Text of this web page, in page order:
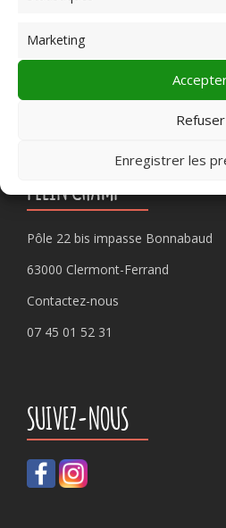
Marketing
Refuser
Enregistrer les
PLEIN CHAMP
Pôle 22 bis impasse Bonnabaud
63000 Clermont-Ferrand
Contactez-nous
07 45 01 52 31
SUIVEZ-NOUS